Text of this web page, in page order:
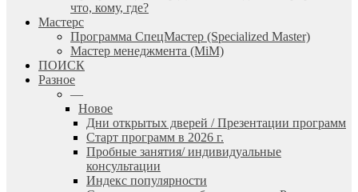
что, кому, где?
Мастерс
Программа СпецМастер (Specialized Master)
Мастер менеджмента (MiM)
ПОИСК
Разное
—
Новое
Дни открытых дверей / Презентации программ
Старт программ в 2026 г.
Пробные занятия/ индивидуальные
консультации
Индекс популярности